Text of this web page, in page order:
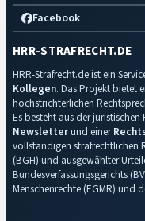
Facebook
HRR-STRAFRECHT.DE
HRR-Strafrecht.de ist ein
Kollegen. Das Projekt bietet
höchstrichterlichen
Es besteht aus der
Newsletterund einer
vollständigen strafrechtlichen
(BGH) und ausgewählter
Bundesverfassungsgerichts
Menschenrechte (EGMR) und